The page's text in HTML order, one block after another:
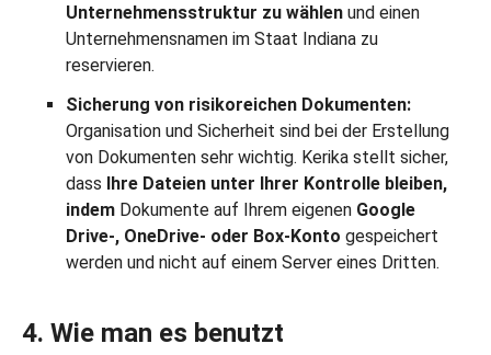
Unternehmensstruktur zu wählen und einen
Unternehmensnamen im Staat Indiana zu
reservieren.
Sicherung von risikoreichen Dokumenten:
Organisation und Sicherheit sind bei der Erstellung
von Dokumenten sehr wichtig. Kerika stellt sicher,
dass Ihre Dateien unter Ihrer Kontrolle bleiben,
indem Dokumente auf Ihrem eigenen Google
Drive-, OneDrive- oder Box-Konto gespeichert
werden und nicht auf einem Server eines Dritten.
4. Wie man es benutzt